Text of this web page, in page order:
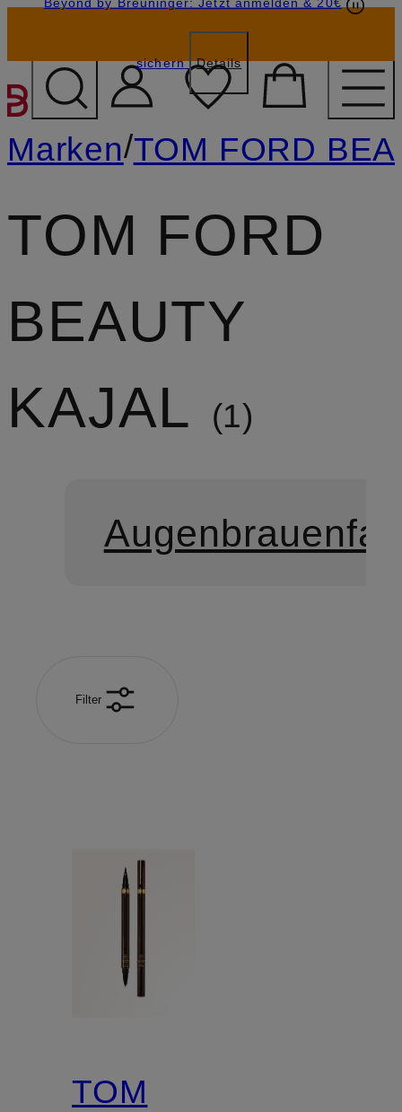
ZUM HAUPTINHALT
sichern Details
GESCHENK20
Marken/TOM FORD
TOM FORD
BEAUTY
KAJAL
1
Filter
TOM